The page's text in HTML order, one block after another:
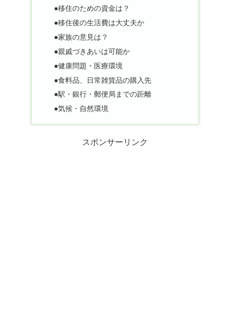
●移住のための資金は？
●移住後の生活費は大丈夫か
●家族の意見は？
●親戚づきあいは可能か
●健康問題・医療環境
●食料品、日常雑貨品の購入先
●駅・銀行・郵便局までの距離
●気候・自然環境
スポンサーリンク